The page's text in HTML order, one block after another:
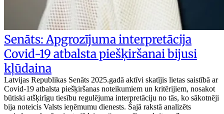
Senāts: Apgrozījuma interpretācija
Covid-19 atbalsta piešķiršanai bijusi
kļūdaina
Latvijas Republikas Senāts 2025.gadā aktīvi skatījis lietas saistībā ar
Covid-19 atbalsta piešķiršanas noteikumiem un kritērijiem, nosakot
būtiski atšķirīgu tiesību regulējuma interpretāciju no tās, ko sākotnēji
bija noteicis Valsts ieņēmumu dienests. Šajā rakstā analizēts